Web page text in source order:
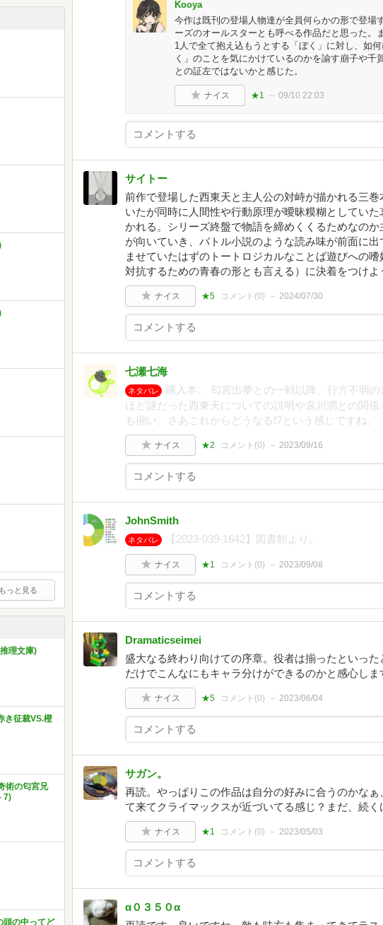
もっと見る
理文庫)
き征裁VS.橙
術の匂宮兄
7)
頭の中ってど
Kooya
今作は既刊の登場人物達が全員何らかの形で登場
ーズのオールスターとも呼べる作品だと思った。
1人で全て抱え込もうとする「ぼく」に対し、如
く」のことを気にかけているのかを諭す崩子や千
との証左ではないかと感じた。
ナイス ★1 09/10 22:03
サイトー
前作で登場した西東天と主人公の対峙が描かれる三
いたが同時に人間性や行動原理が曖昧糢糊としてい
かれる。シリーズ終盤で物語を締めくくるためなの
が向いていき、バトル小説のような読み味が前面に
ませていたはずのトートロジカルなことば遊びへの
対抗するための青春の形とも言える）に決着をつけよ
ナイス ★5 コメント(0) 2024/07/30
七瀬七海
ネタバレ
購入本。 匂宮出夢との一戦以降、行方不明
ほど謎だった西東天についての説明や哀川潤との関
も揃い、さあこれからどうなる!?という感じですね。
ナイス ★2 コメント(0) 2023/09/16
JohnSmith
ネタバレ 【2023-039-1642】図書館より。
ナイス ★1 コメント(0) 2023/09/08
Dramaticseimei
盛大なる終わり向けての序章。役者は揃ったといっ
だけでこんなにもキャラ分けができるのかと感心しま
ナイス ★5 コメント(0) 2023/06/04
サガン。
再読。やっぱりこの作品は自分の好みに合うのかな
て来てクライマックスが近づいてる感じ？まだ、続く
ナイス ★1 コメント(0) 2023/05/03
α０３５０α